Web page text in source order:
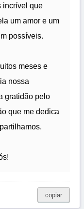
incrível que
um amor e um
possíveis.
meses e
nossa
gratidão pelo
que me dedica
copiar